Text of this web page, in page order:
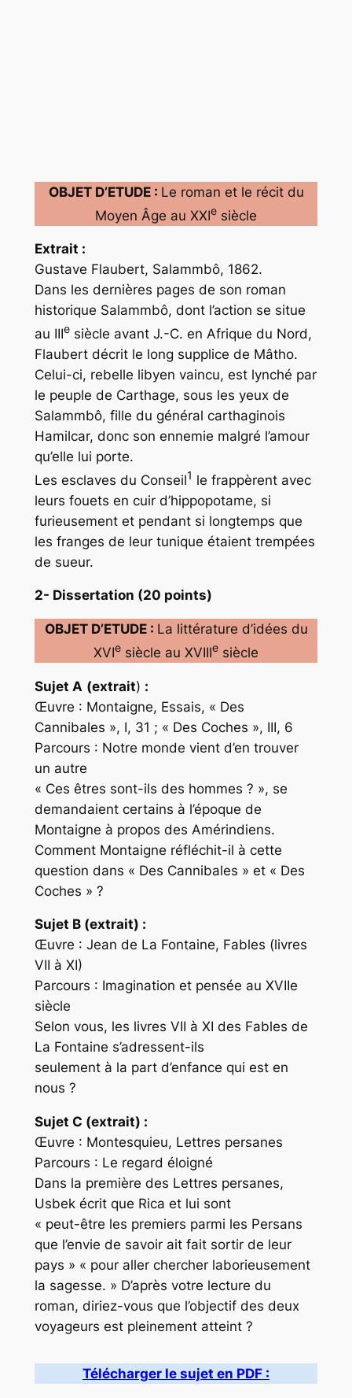
OBJET D’ETUDE : Le roman et le récit du
Moyen Âge au XXIe siècle
Extrait :
Gustave Flaubert, Salammbô, 1862.
Dans les dernières pages de son roman
historique Salammbô, dont l’action se situe
au IIIesiècle avant J.-C. en Afrique du Nord,
Flaubert décrit le long supplice de Mâtho.
Celui-ci, rebelle libyen vaincu, est lynché par
le peuple de Carthage, sous les yeux de
Salammbô, fille du général carthaginois
Hamilcar, donc son ennemie malgré l’amour
qu’elle lui porte.
Les esclaves du Conseil1 le frappèrent avec
leurs fouets en cuir d’hippopotame, si
furieusement et pendant si longtemps que
les franges de leur tunique étaient trempées
de sueur.
2- Dissertation (20 points)
OBJET D’ETUDE : La littérature d’idées du
XVIe siècle au XVIIIe siècle
Sujet A (extrait) :
Œuvre : Montaigne, Essais, « Des
Cannibales », I, 31 ; « Des Coches », III, 6
Parcours : Notre monde vient d’en trouver
un autre
« Ces êtres sont-ils des hommes ? », se
demandaient certains à l’époque de
Montaigne à propos des Amérindiens.
Comment Montaigne réfléchit-il à cette
question dans « Des Cannibales » et « Des
Coches » ?
Sujet B (extrait) :
Œuvre : Jean de La Fontaine, Fables (livres
VII à XI)
Parcours : Imagination et pensée au XVIIe
siècle
Selon vous, les livres VII à XI des Fables de
La Fontaine s’adressent-ils
seulement à la part d’enfance qui est en
nous ?
Sujet C (extrait) :
Œuvre : Montesquieu, Lettres persanes
Parcours : Le regard éloigné
Dans la première des Lettres persanes,
Usbek écrit que Rica et lui sont
« peut-être les premiers parmi les Persans
que l’envie de savoir ait fait sortir de leur
pays » « pour aller chercher laborieusement
la sagesse. » D’après votre lecture du
roman, diriez-vous que l’objectif des deux
voyageurs est pleinement atteint ?
Télécharger le sujet en PDF :